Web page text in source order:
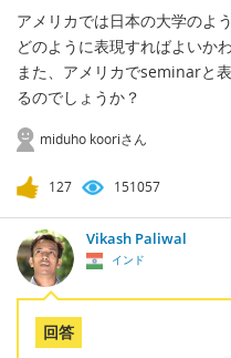
アメリカでは日本の大学のよ
どのように表現すればよいか
また、アメリカでseminarと
るのでしょうか？
miduho kooriさん
127 151057
Vikash Paliwal
インド
回答